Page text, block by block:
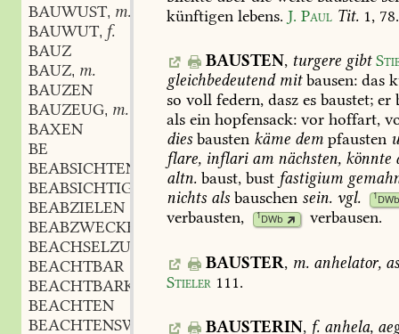
BAUWUST, m.
BAUWUT, f.
BAUZ
BAUZ, m.
BAUZEN
BAUZEUG, m.
BAXEN
BE
BEABSICHTEN
BEABSICHTIGEN
BEABZIELEN
BEABZWECKEN
BEACHSELZUCKEN
BEACHTBAR
BEACHTBARKEIT
f.
BEACHTEN
BEACHTENSWERTH
künftigen lebens. J. Paul Tit. 1, 78.
BAUSTEN, turgeregibt
gleichbedeutendmitbausen: das
so voll federn, dasz es baustet; er
als ein hopfensack: vor hoffart,
dies bausten käme dem pfausten
flare, inflariam nächsten, könnte
altn. baust, bust fastigium
nichts als bauschen sein. vgl. 1DWb
verbausten, 1DWb verbausen.
BAUSTER, m. anhelator,
Stieler 111.
BAUSTERIN, f. anhela,